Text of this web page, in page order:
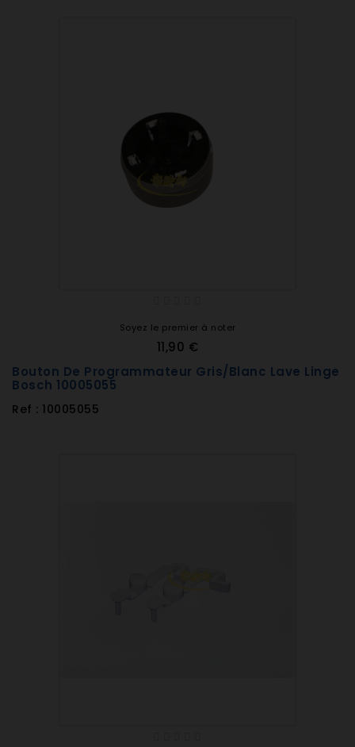
Soyez le premier à noter
11,90 €
Bouton De Programmateur Gris/blanc Lave Linge
Bosch 10005055
Ref : 10005055